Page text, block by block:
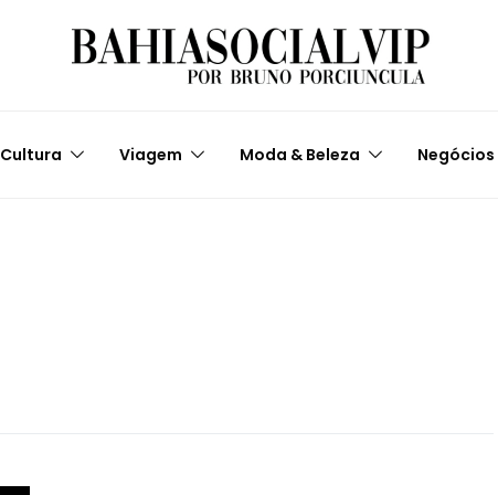
Cultura Viagem Moda & Beleza Negócios